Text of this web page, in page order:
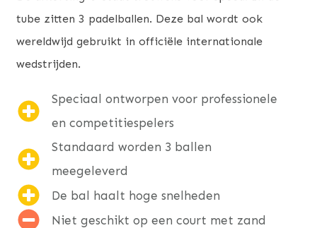
tube zitten 3 padelballen. Deze bal wordt ook
wereldwijd gebruikt in officiële internationale
wedstrijden.
Speciaal ontworpen voor professionele
en competitiespelers
Standaard worden 3 ballen
meegeleverd
De bal haalt hoge snelheden
Niet geschikt op een court met zand